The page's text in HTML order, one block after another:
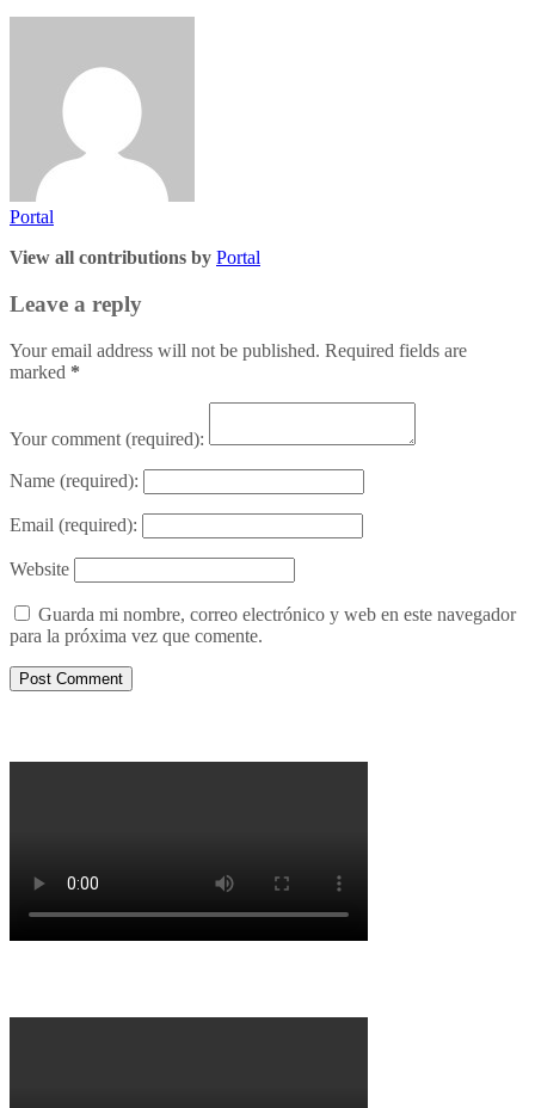
Portal
View all contributions by Portal
Leave a reply
Your email address will not be published. Required fields are
marked *
Your comment (required):
Name (required):
Email (required):
Website
Guarda mi nombre, correo electrónico y web en este navegador
para la próxima vez que comente.